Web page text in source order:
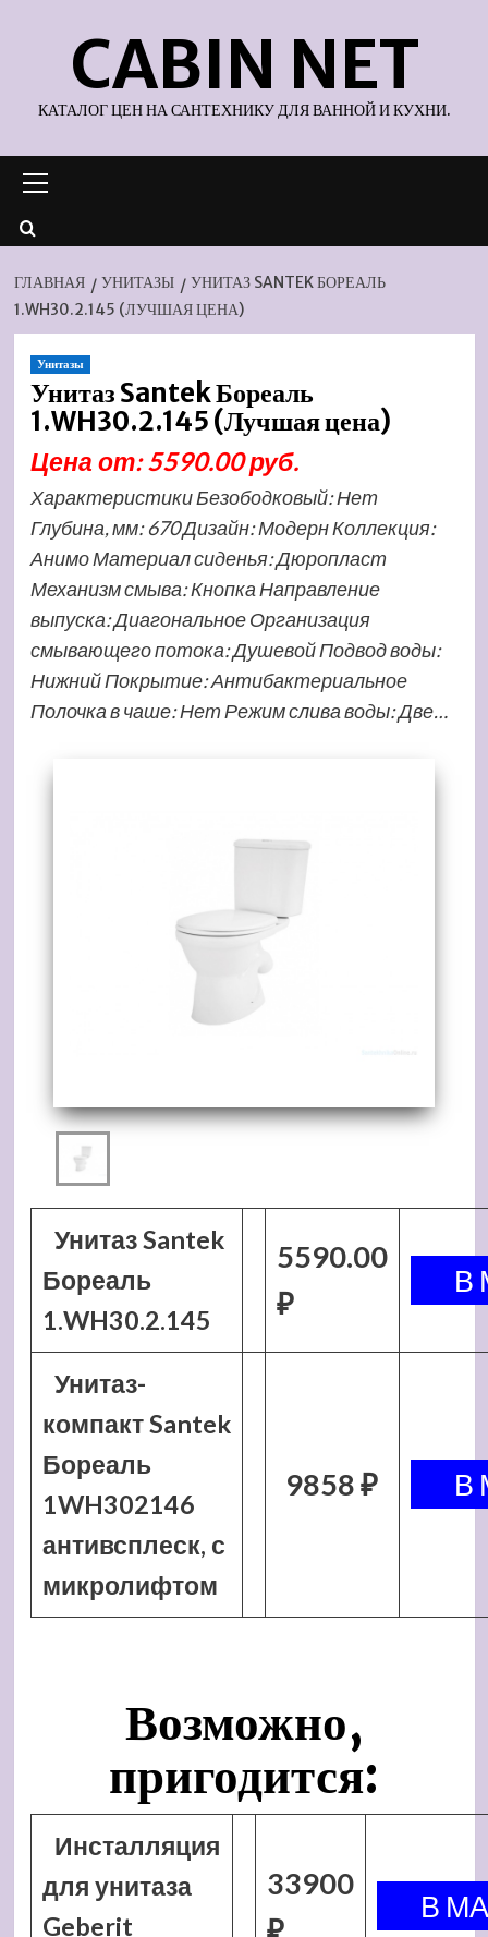
содержимомуCABIN NET
КАТАЛОГ ЦЕН НА САНТЕХНИКУ ДЛЯ ВАННОЙ И КУХНИ.
меню
ГЛАВНАЯ УНИТАЗЫ
УНИТАЗ SANTEK БОРЕАЛЬ
1.WH30.2.145 (ЛУЧШАЯ ЦЕНА)
Унитазы
Унитаз Santek Бореаль
1.WH30.2.145 (Лучшая цена)
Цена от: 5590.00 руб.
Характеристики Безободковый: Нет
Глубина, мм: 670 Дизайн: Модерн Коллекция:
Анимо Материал сиденья: Дюропласт
Механизм смыва: Кнопка Направление
выпуска: Диагональное Организация
смывающего потока: Душевой Подвод воды:
Нижний Покрытие: Антибактериальное
Полочка в чаше: Нет Режим слива воды: Две…
Унитаз Santek
Бореаль
1.WH30.2.145
5590.00
₽
Унитаз-
компакт Santek
Бореаль
1WH302146
антивсплеск, с
микролифтом
9858 ₽
Возможно,
пригодится:
Инсталляция
для унитаза
Geberit
33900